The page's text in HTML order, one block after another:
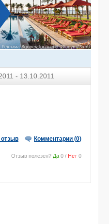
- 13.10.2011
Комментарии (0)
Отзыв полезен? Да 0 / Нет 0